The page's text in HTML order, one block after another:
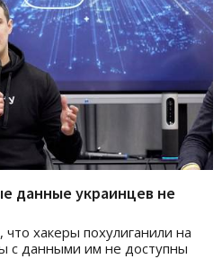
данные украинцев не
хакеры похулиганили на
с данными им не доступны